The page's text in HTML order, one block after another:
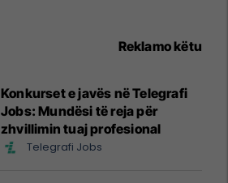
Reklamo këtu
Konkurset e javës në Telegrafi
Jobs: Mundësi të reja për
zhvillimin tuaj profesional
Telegrafi Jobs